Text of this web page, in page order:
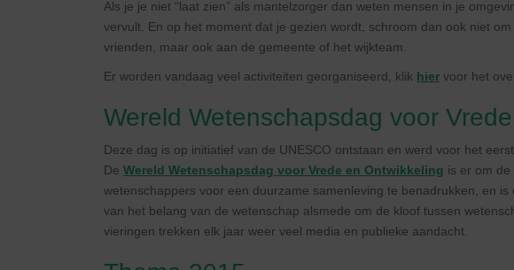
Als je je niet “laat zien” als mantelzorger dan weten mensen in je
vervult. En op het moment dat je gezien wordt, schroom dan ook niet
vrienden, maar ook aan de gemeente of het wijkteam.
Er worden vandaag veel activiteiten georganiseerd, klik hier voor het
Wereld Wetenschapsdag voor
Deze dag is op initiatief van de UNESCO ontstaan en werd voor het
De Wereld Wetenschapsdag voor Vrede en Ontwikkeling is er om
wetenschappers voor een duurzame samenleving te benadrukken, en
van het belang van de wetenschap alsmede om de kloof tussen
vieringen trekken elk jaar weer veel media en publieke aandacht.